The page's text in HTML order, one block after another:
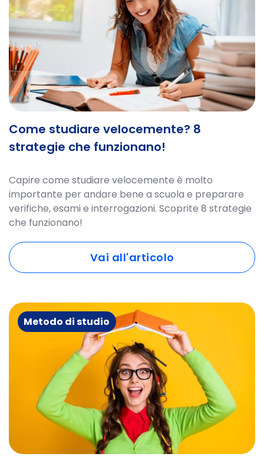
Come studiare velocemente? 8
strategie che funzionano!
Capire come studiare velocemente è molto
importante per andare bene a scuola e preparare
verifiche, esami e interrogazioni. Scoprite 8 strategie
che funzionano!
Vai all'articolo
Metodo di studio